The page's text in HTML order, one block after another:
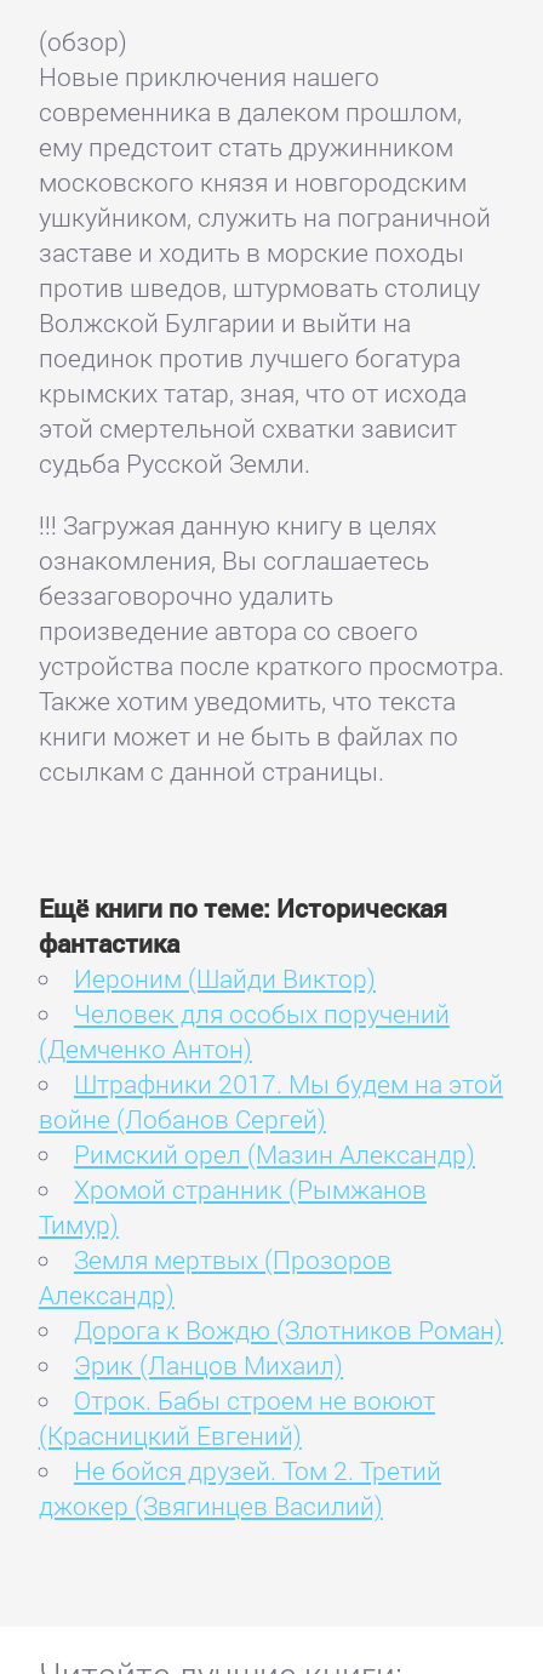
(обзор)
Новые приключения нашего
современника в далеком прошлом,
ему предстоит стать дружинником
московского князя и новгородским
ушкуйником, служить на пограничной
заставе и ходить в морские походы
против шведов, штурмовать столицу
Волжской Булгарии и выйти на
поединок против лучшего богатура
крымских татар, зная, что от исхода
этой смертельной схватки зависит
судьба Русской Земли.
!!! Загружая данную книгу в целях
ознакомления, Вы соглашаетесь
беззаговорочно удалить
произведение автора со своего
устройства после краткого просмотра.
Также хотим уведомить, что текста
книги может и не быть в файлах по
ссылкам с данной страницы.
Ещё книги по теме: Историческая
фантастика
Иероним (Шайди Виктор)
Человек для особых поручений
(Демченко Антон)
Штрафники 2017. Мы будем на этой
войне (Лобанов Сергей)
Римский орел (Мазин Александр)
Хромой странник (Рымжанов
Тимур)
Земля мертвых (Прозоров
Александр)
Дорога к Вождю (Злотников Роман)
Эрик (Ланцов Михаил)
Отрок. Бабы строем не воюют
(Красницкий Евгений)
Не бойся друзей. Том 2. Третий
джокер (Звягинцев Василий)